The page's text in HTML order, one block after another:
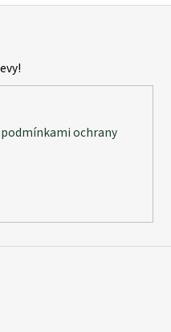
podmínkami ochrany